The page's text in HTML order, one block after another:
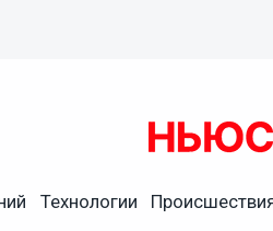
Технологии
кладбища в